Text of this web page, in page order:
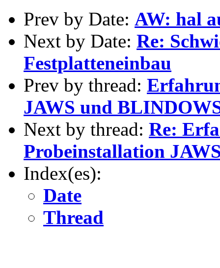
Prev by Date: AW: hal
Next by Date: Re:
Festplatteneinbau
Prev by thread:
JAWS und
Next by thread: Re:
Probeinstallation
Index(es):
Date
Thread